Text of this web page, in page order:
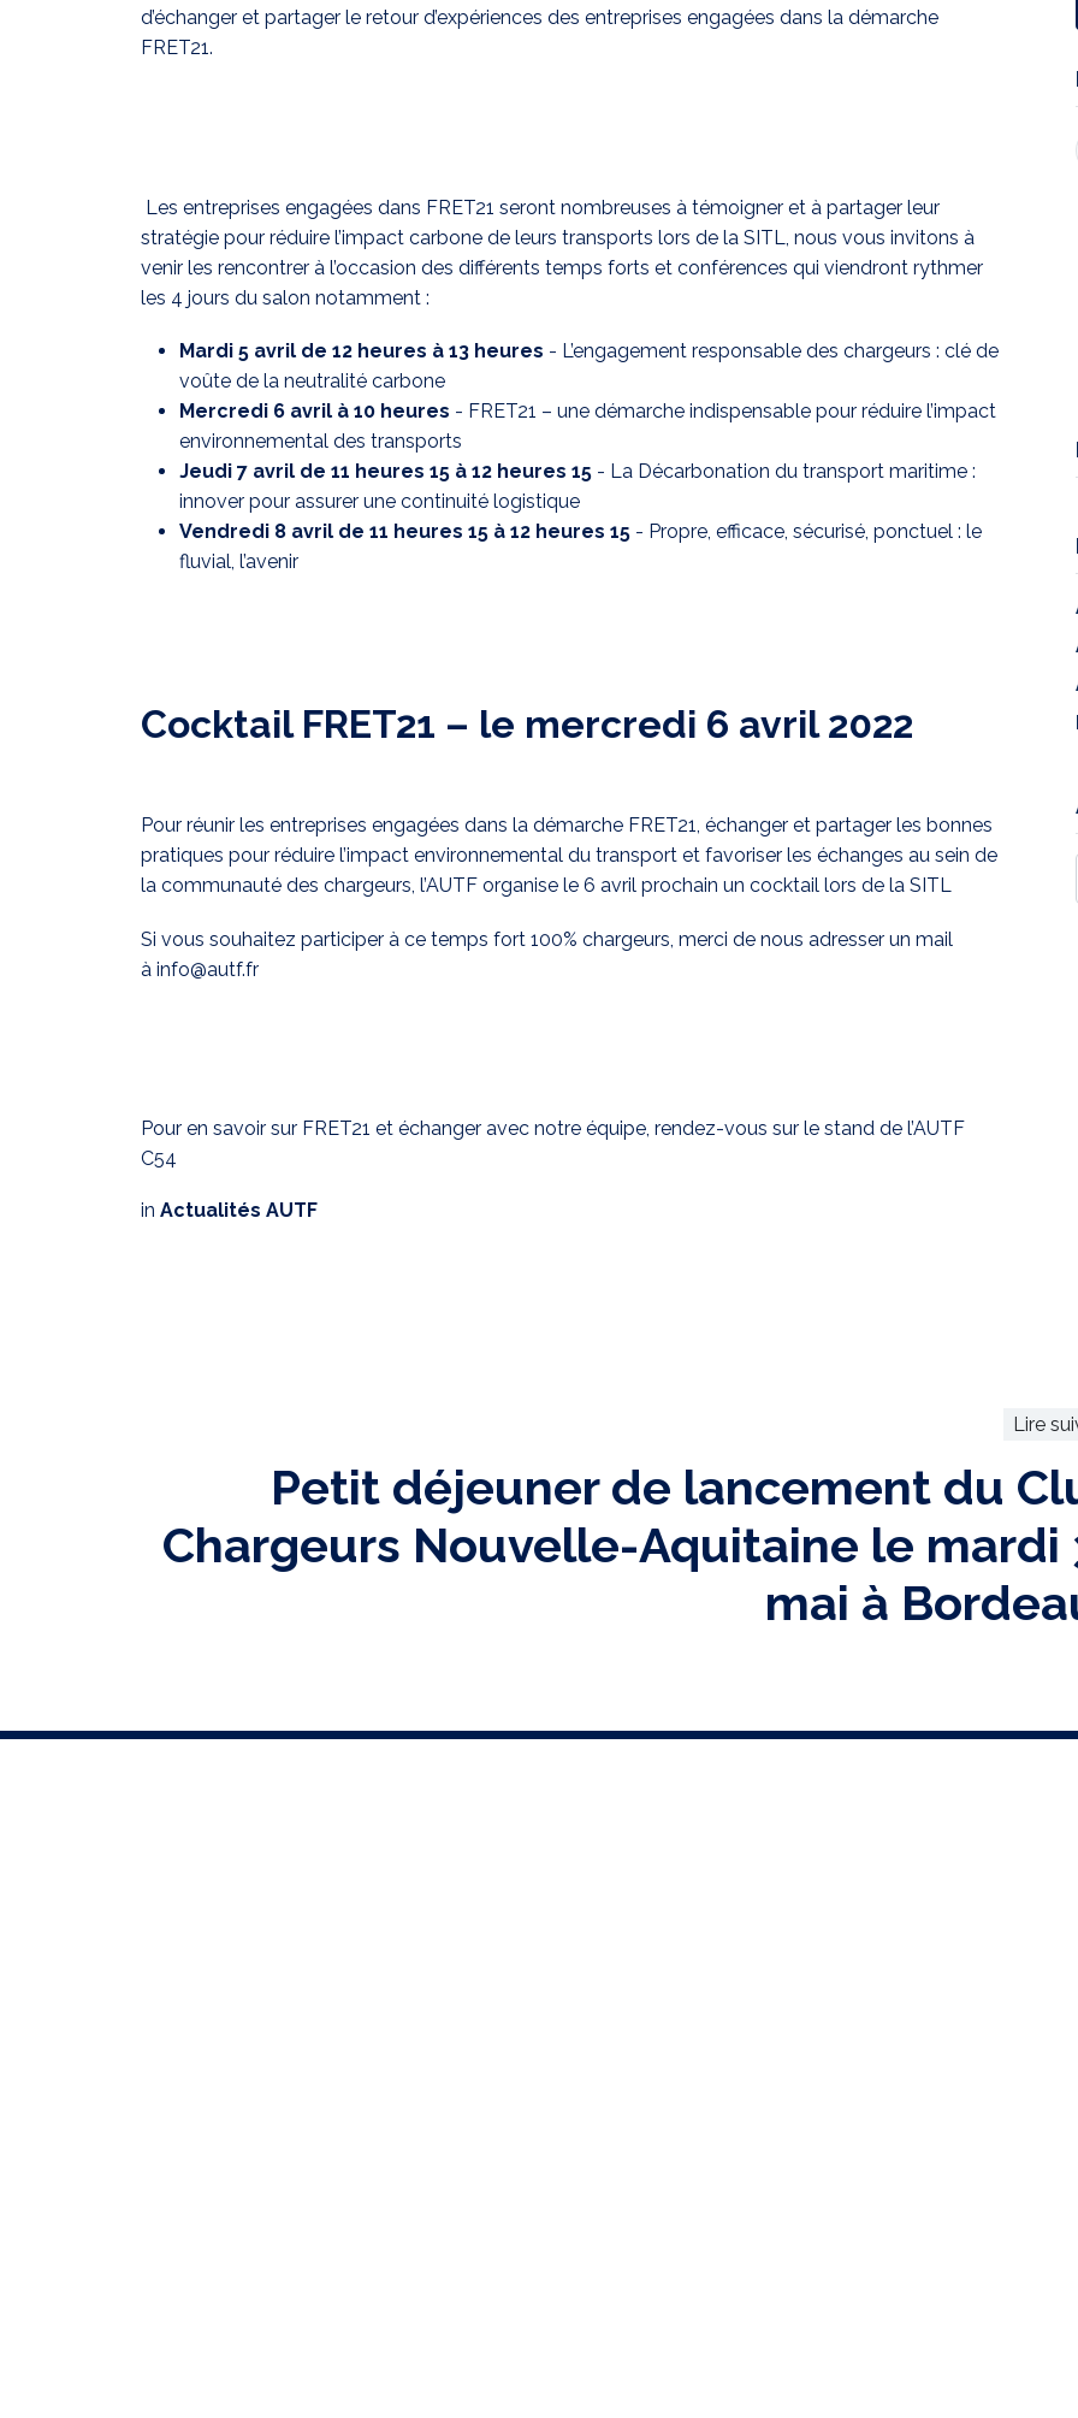
d’échanger et partager le retour d’expériences des entreprises engagées dans la démarche
FRET21.
Les entreprises engagées dans FRET21 seront nombreuses à témoigner et à partager leur
stratégie pour réduire l’impact carbone de leurs transports lors de la SITL, nous vous invitons à
venir les rencontrer à l’occasion des différents temps forts et conférences qui viendront rythmer
les 4 jours du salon notamment :
Mardi 5 avril de 12 heures à 13 heures - L’engagement responsable des chargeurs : clé de
voûte de la neutralité carbone
Mercredi 6 avril à 10 heures - FRET21 – une démarche indispensable pour réduire l’impact
environnemental des transports
Jeudi 7 avril de 11 heures 15 à 12 heures 15 - La Décarbonation du transport maritime :
innover pour assurer une continuité logistique
Vendredi 8 avril de 11 heures 15 à 12 heures 15 - Propre, efficace, sécurisé, ponctuel : le
fluvial, l’avenir
Cocktail FRET21 – le mercredi 6 avril 2022
Pour réunir les entreprises engagées dans la démarche FRET21, échanger et partager les bonnes
pratiques pour réduire l’impact environnemental du transport et favoriser les échanges au sein de
la communauté des chargeurs, l’AUTF organise le 6 avril prochain un cocktail lors de la SITL
Si vous souhaitez participer à ce temps fort 100% chargeurs, merci de nous adresser un mail
à info@autf.fr
Pour en savoir sur FRET21 et échanger avec notre équipe, rendez-vous sur le stand de l’AUTF
C54
in Actualités AUTF
Lire
Petit déjeuner de lancement du
Chargeurs Nouvelle-Aquitaine le mardi
mai à